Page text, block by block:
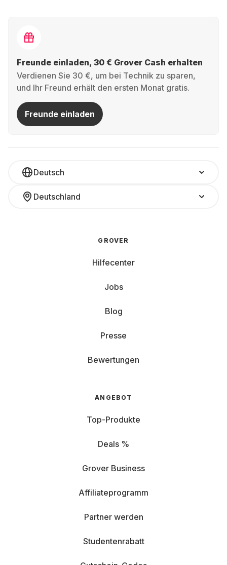
Freunde einladen, 30 € Grover Cash erhalten
Verdienen Sie 30 €, um bei Technik zu sparen,
und Ihr Freund erhält den ersten Monat gratis.
Freunde einladen
Deutsch
Deutschland
GROVER
Hilfecenter
Jobs
Blog
Presse
Bewertungen
ANGEBOT
Top-Produkte
Deals %
Grover Business
Affiliateprogramm
Partner werden
Studentenrabatt